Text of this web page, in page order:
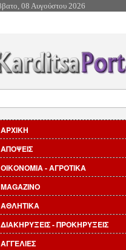
Επιστροφή στην Πλοήγηση
08 Αυγούστου 2026
ΑΡΧΙΚΗ
ΑΠΟΨΕΙΣ
ΟΙΚΟΝΟΜΙΑ - ΑΓΡΟΤΙΚΑ
MAGAZINO
ΑΘΛΗΤΙΚΑ
ΔΙΑΚΗΡΥΞΕΙΣ - ΠΡΟΚΗΡΥΞΕΙΣ
ΑΓΓΕΛΙΕΣ